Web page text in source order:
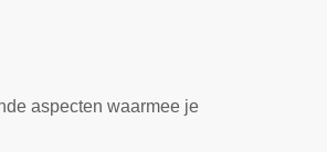
aspecten waarmee je